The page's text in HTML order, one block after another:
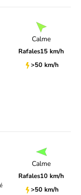
Calme
Rafales15 km/h
>50 km/h
Calme
Rafales10 km/h
>50 km/h